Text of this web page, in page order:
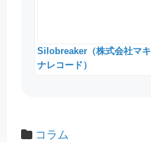
Silobreaker（株式会社マキ
ナレコード）
コラム